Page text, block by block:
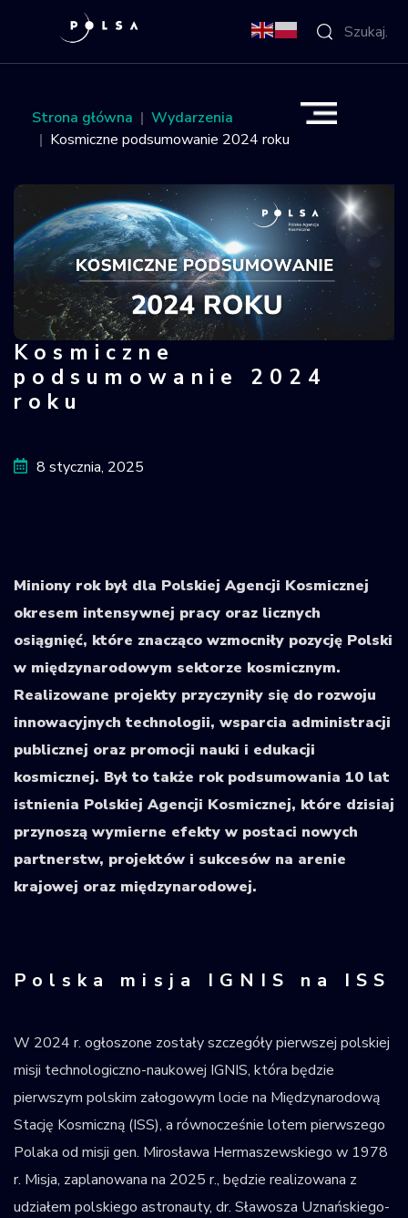
O Agencji
Misja IGNIS
NSIS
Sektor
Polska w
kosmosie
Obiektów
Kosmicznych
Strona główna
Wydarzenia
Kosmiczne podsumowanie 2024 roku
Kosmiczne podsumowanie 2024 roku
Kosmiczne
podsumowanie 2024
roku
8 stycznia, 2025
Miniony rok był dla Polskiej Agencji Kosmicznej
okresem intensywnej pracy oraz licznych
osiągnięć, które znacząco wzmocniły pozycję Polski
w międzynarodowym sektorze kosmicznym.
Realizowane projekty przyczyniły się do rozwoju
innowacyjnych technologii, wsparcia administracji
publicznej oraz promocji nauki i edukacji
kosmicznej. Był to także rok podsumowania 10 lat
istnienia Polskiej Agencji Kosmicznej, które dzisiaj
przynoszą wymierne efekty w postaci nowych
partnerstw, projektów i sukcesów na arenie
krajowej oraz międzynarodowej.
Polska misja IGNIS na ISS
W 2024 r. ogłoszone zostały szczegóły pierwszej polskiej
misji technologiczno-naukowej IGNIS, która będzie
pierwszym polskim załogowym locie na Międzynarodową
Stację Kosmiczną (ISS), a równocześnie lotem pierwszego
Polaka od misji gen. Mirosława Hermaszewskiego w 1978
r. Misja, zaplanowana na 2025 r., będzie realizowana z
udziałem polskiego astronauty, dr. Sławosza Uznańskiego-